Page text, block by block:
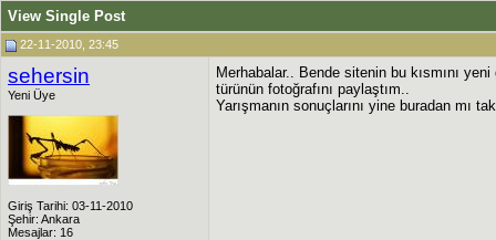
View Single Post
22-11-2010, 23:45
sehersin
Yeni Üye
Giriş Tarihi: 03-11-2010
Şehir: Ankara
Mesajlar: 16
Merhabalar.. Bende sitenin bu kısmını
türünün fotoğrafını paylaştım..
Yarışmanın sonuçlarını yine buradan mı